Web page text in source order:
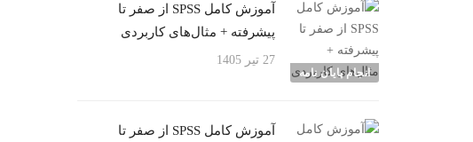
انجام پایان نامه
آموزش کامل SPSS از صفر تا
پیشرفته + مثال‌های کاربردی
27 تیر 1405
آموزش کامل SPSS از صفر تا